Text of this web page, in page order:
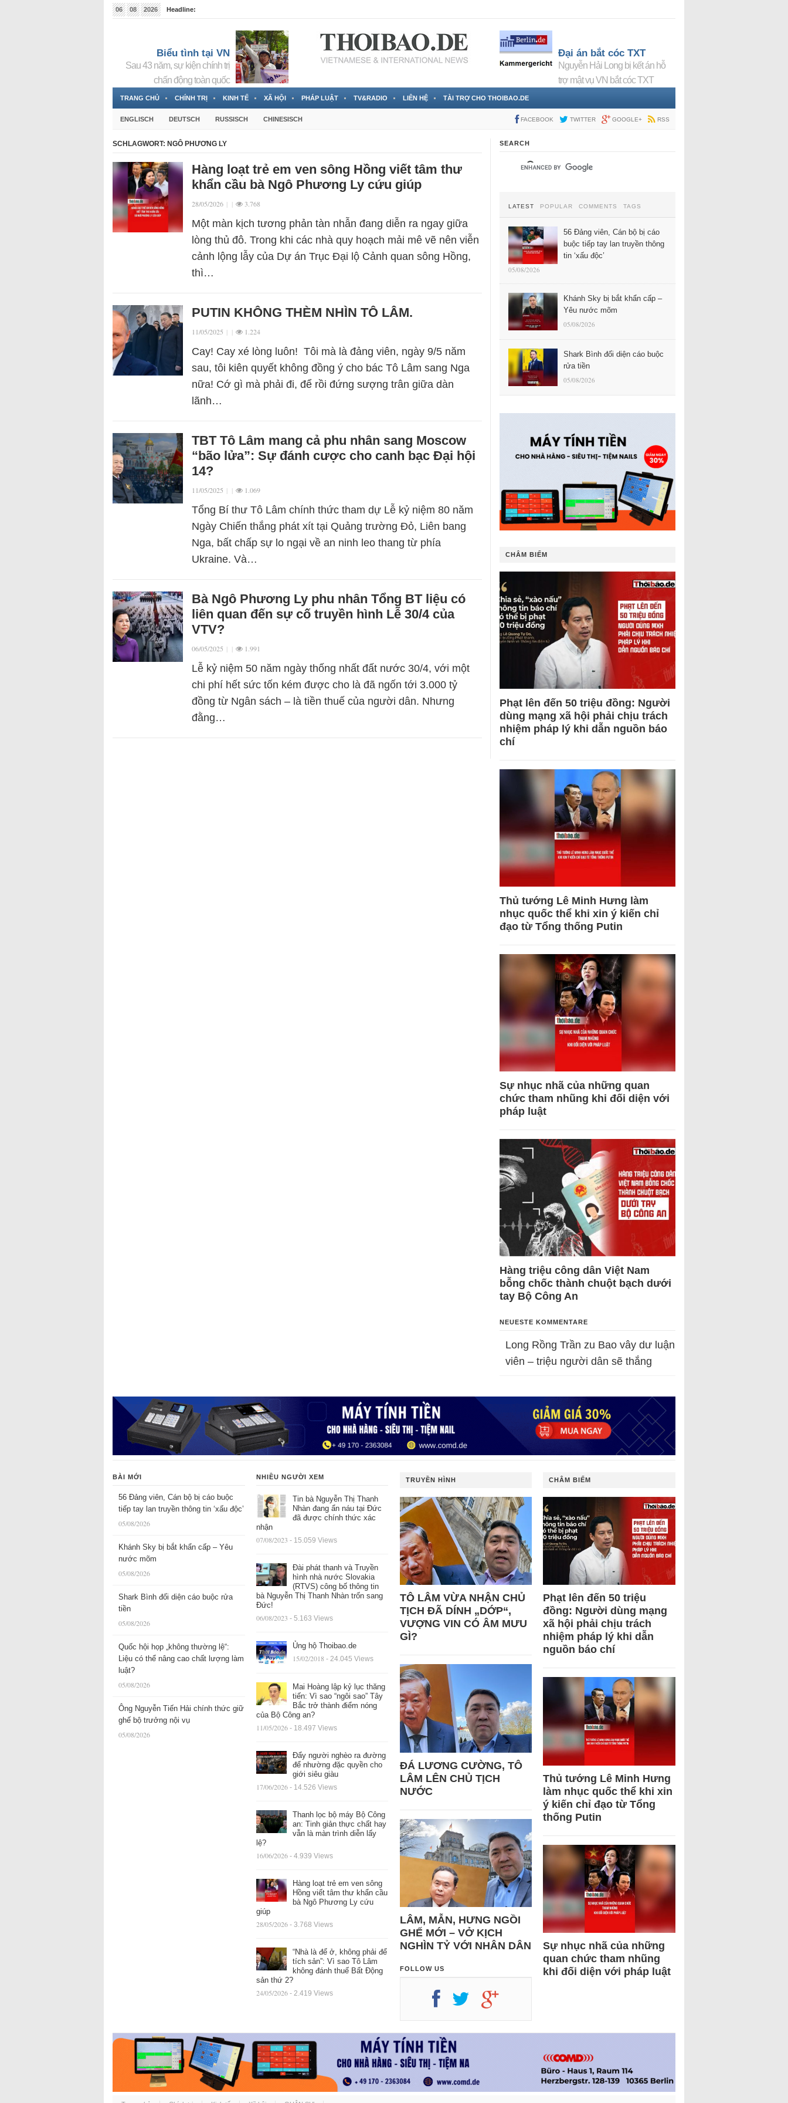
06 08 2026
Headline:
Biểu tình tại VN
Sau 43 năm, sự kiện chính trị
chấn động toàn quốc
Đại án bắt cóc TXT
Nguyễn Hải Long bị kết án hỗ
trợ mật vụ VN bắt cóc TXT
TRANG CHỦ CHÍNH TRỊ KINH TẾ XÃ HỘI PHÁP LUẬT TV&RADIO LIÊN HỆ TÀI TRỢ CHO THOIBAO.DE
ENGLISCH DEUTSCH RUSSISCH CHINESISCH FACEBOOK TWITTER GOOGLE+ RSS
SCHLAGWORT: NGÔ PHƯƠNG LY
Hàng loạt trẻ em ven sông Hồng viết tâm thư
khẩn cầu bà Ngô Phương Ly cứu giúp
28/05/2026 | | 3.768
Một màn kịch tương phản tàn nhẫn đang diễn ra ngay giữa
lòng thủ đô. Trong khi các nhà quy hoạch mải mê vẽ nên viễn
cảnh lộng lẫy của Dự án Trục Đại lộ Cảnh quan sông Hồng,
thì…
PUTIN KHÔNG THÈM NHÌN TÔ LÂM.
11/05/2025 | | 1.224
Cay! Cay xé lòng luôn! Tôi mà là đảng viên, ngày 9/5 năm
sau, tôi kiên quyết không đồng ý cho bác Tô Lâm sang Nga
nữa! Cớ gì mà phải đi, để rồi đứng sượng trân giữa dàn
lãnh…
TBT Tô Lâm mang cả phu nhân sang Moscow
“bão lửa”: Sự đánh cược cho canh bạc Đại hội
14?
11/05/2025 | | 1.069
Tổng Bí thư Tô Lâm chính thức tham dự Lễ kỷ niệm 80 năm
Ngày Chiến thắng phát xít tại Quảng trường Đỏ, Liên bang
Nga, bất chấp sự lo ngại về an ninh leo thang từ phía
Ukraine. Và…
Bà Ngô Phương Ly phu nhân Tổng BT liệu có
liên quan đến sự cố truyền hình Lễ 30/4 của
VTV?
06/05/2025 | | 1.991
Lễ kỷ niệm 50 năm ngày thống nhất đất nước 30/4, với một
chi phí hết sức tốn kém được cho là đã ngốn tới 3.000 tỷ
đồng từ Ngân sách – là tiền thuế của người dân. Nhưng
đằng…
SEARCH
LATEST POPULAR COMMENTS TAGS
56 Đảng viên, Cán bộ bị cáo
buộc tiếp tay lan truyền thông
tin ‘xấu độc’
05/08/2026
Khánh Sky bị bắt khẩn cấp –
Yêu nước mõm
05/08/2026
Shark Bình đối diện cáo buộc
rửa tiền
05/08/2026
CHÂM BIẾM
Phạt lên đến 50 triệu đồng: Người
dùng mạng xã hội phải chịu trách
nhiệm pháp lý khi dẫn nguồn báo
chí
Thủ tướng Lê Minh Hưng làm
nhục quốc thể khi xin ý kiến chỉ
đạo từ Tổng thống Putin
Sự nhục nhã của những quan
chức tham nhũng khi đối diện với
pháp luật
Hàng triệu công dân Việt Nam
bỗng chốc thành chuột bạch dưới
tay Bộ Công An
NEUESTE KOMMENTARE
Long Rồng Trần zu Bao vây dư luận
viên – triệu người dân sẽ thắng
BÀI MỚI
56 Đảng viên, Cán bộ bị cáo buộc
tiếp tay lan truyền thông tin ‘xấu độc’
05/08/2026
Khánh Sky bị bắt khẩn cấp – Yêu
nước mõm
05/08/2026
Shark Bình đối diện cáo buộc rửa
tiền
05/08/2026
Quốc hội họp „không thường lệ“:
Liệu có thể nâng cao chất lượng làm
luật?
05/08/2026
Ông Nguyễn Tiến Hải chính thức giữ
ghế bộ trưởng nội vụ
05/08/2026
NHIỀU NGƯỜI XEM
Tin bà Nguyễn Thị Thanh
Nhàn đang ẩn náu tại Đức
đã được chính thức xác
nhận
07/08/2023 - 15.059 Views
Đài phát thanh và Truyền
hình nhà nước Slovakia
(RTVS) công bố thông tin
bà Nguyễn Thị Thanh Nhàn trốn sang
Đức!
06/08/2023 - 5.163 Views
Ủng hộ Thoibao.de
15/02/2018 - 24.045 Views
Mai Hoàng lập kỷ lục thăng
tiến: Vì sao “ngôi sao” Tây
Bắc trở thành điểm nóng
của Bộ Công an?
11/05/2026 - 18.497 Views
Đẩy người nghèo ra đường
để nhường đặc quyền cho
giới siêu giàu
17/06/2026 - 14.526 Views
Thanh lọc bộ máy Bộ Công
an: Tinh giản thực chất hay
vẫn là màn trình diễn lấy
lệ?
16/06/2026 - 4.939 Views
Hàng loạt trẻ em ven sông
Hồng viết tâm thư khẩn cầu
bà Ngô Phương Ly cứu
giúp
28/05/2026 - 3.768 Views
“Nhà là để ở, không phải để
tích sản”: Vì sao Tô Lâm
không đánh thuế Bất Động
sản thứ 2?
24/05/2026 - 2.419 Views
TRUYỀN HÌNH
TÔ LÂM VỪA NHẬN CHỦ
TỊCH ĐÃ DÍNH „DỚP“,
VƯỢNG VIN CÓ ÂM MƯU
GÌ?
ĐÁ LƯƠNG CƯỜNG, TÔ
LÂM LÊN CHỦ TỊCH
NƯỚC
LÂM, MẪN, HƯNG NGỒI
GHẾ MỚI – VỞ KỊCH
NGHÌN TỶ VỚI NHÂN DÂN
FOLLOW US
CHÂM BIẾM
Phạt lên đến 50 triệu
đồng: Người dùng mạng
xã hội phải chịu trách
nhiệm pháp lý khi dẫn
nguồn báo chí
Thủ tướng Lê Minh Hưng
làm nhục quốc thể khi xin
ý kiến chỉ đạo từ Tổng
thống Putin
Sự nhục nhã của những
quan chức tham nhũng
khi đối diện với pháp luật